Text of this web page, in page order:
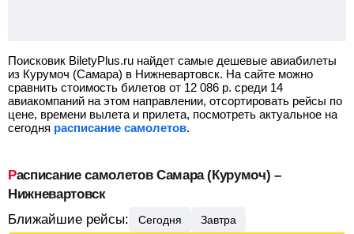
Поисковик BiletyPlus.ru найдет самые дешевые авиабилеты
из Курумоч (Самара) в Нижневартовск. На сайте можно
сравнить стоимость билетов от 12 086 р. среди 14
авиакомпаний на этом направлении, отсортировать рейсы по
цене, времени вылета и прилета, посмотреть актуальное на
сегодня расписание самолетов.
Расписание самолетов Самара (Курумоч) –
Нижневартовск
Ближайшие рейсы:
Сегодня Завтра